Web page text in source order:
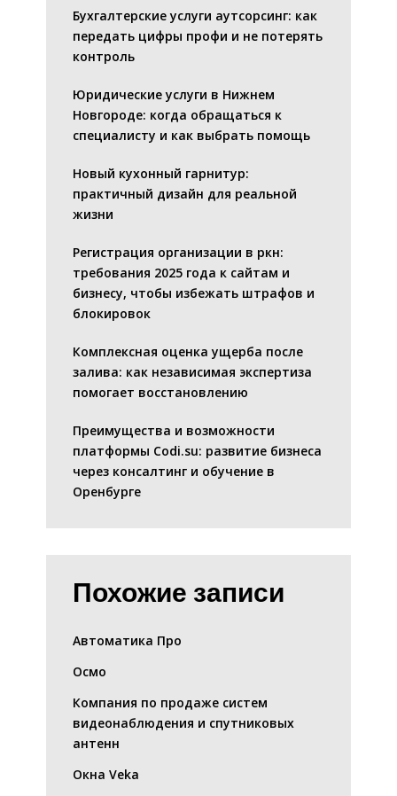
Бухгалтерские услуги аутсорсинг: как
передать цифры профи и не потерять
контроль
Юридические услуги в Нижнем
Новгороде: когда обращаться к
специалисту и как выбрать помощь
Новый кухонный гарнитур:
практичный дизайн для реальной
жизни
Регистрация организации в ркн:
требования 2025 года к сайтам и
бизнесу, чтобы избежать штрафов и
блокировок
Комплексная оценка ущерба после
залива: как независимая экспертиза
помогает восстановлению
Преимущества и возможности
платформы Codi.su: развитие бизнеса
через консалтинг и обучение в
Оренбурге
Похожие записи
Автоматика Про
Осмо
Компания по продаже систем
видеонаблюдения и спутниковых
антенн
Окна Veka